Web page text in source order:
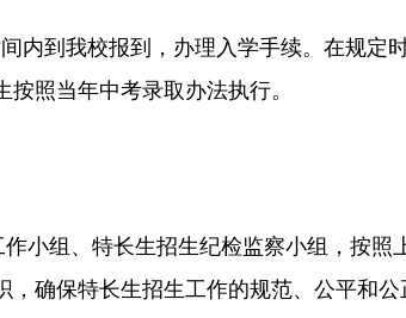
内到我校报到，办理入学手续。在规定
照当年中考录取办法执行。
小组、特长生招生纪检监察小组，按照
确保特长生招生工作的规范、公平和